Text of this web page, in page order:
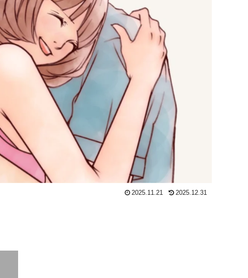
2025.11.21 2025.12.31